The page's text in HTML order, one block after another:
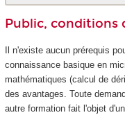
Public, conditions
Il n'existe aucun prérequis
connaissance basique en
mathématiques (calcul de
des avantages. Toute
autre formation fait l'objet